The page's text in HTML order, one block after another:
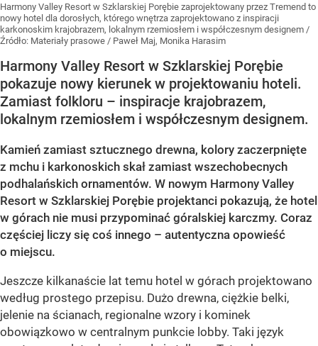
Harmony Valley Resort w Szklarskiej Porębie zaprojektowany przez Tremend to
nowy hotel dla dorosłych, którego wnętrza zaprojektowano z inspiracji
karkonoskim krajobrazem, lokalnym rzemiosłem i współczesnym designem /
Źródło: Materiały prasowe / Paweł Maj, Monika Harasim
Harmony Valley Resort w Szklarskiej Porębie
pokazuje nowy kierunek w projektowaniu hoteli.
Zamiast folkloru – inspiracje krajobrazem,
lokalnym rzemiosłem i współczesnym designem.
Kamień zamiast sztucznego drewna, kolory zaczerpnięte
z mchu i karkonoskich skał zamiast wszechobecnych
podhalańskich ornamentów. W nowym Harmony Valley
Resort w Szklarskiej Porębie projektanci pokazują, że hotel
w górach nie musi przypominać góralskiej karczmy. Coraz
częściej liczy się coś innego – autentyczna opowieść
o miejscu.
Jeszcze kilkanaście lat temu hotel w górach projektowano
według prostego przepisu. Dużo drewna, ciężkie belki,
jelenie na ścianach, regionalne wzory i kominek
obowiązkowo w centralnym punkcie lobby. Taki język